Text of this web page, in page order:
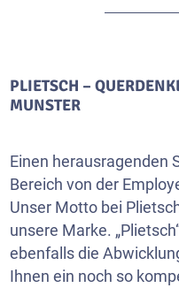
PLIETSCH –
MUNSTER
Einen herausragenden
Bereich von der
Unser Motto bei
unsere Marke.
ebenfalls die
Ihnen ein noch so